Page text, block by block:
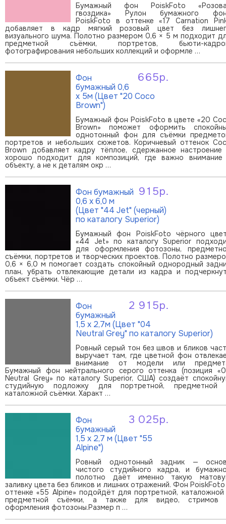
Бумажный фон PoiskFoto
гвоздика» Рулон бумажного
PoiskFoto в оттенке «17 Carnation
добавляет в кадр мягкий розовый цвет без
визуального шума. Полотно размером 0,6 × 5 м подходит
предметной съёмки, портретов, бьюти-
фотографирования небольших коллекций и оформле …
665р.
Фон
бумажный 0,6
х 5м (Цвет "20 Coco
Brown")
Бумажный фон PoiskFoto в цвете «20
Brown» поможет оформить
однотонный фон для съёмки
портретов и небольших сюжетов. Коричневый оттенок
Brown добавляет кадру тёплое, сдержанное настроение
хорошо подходит для композиций, где важно внимание
объекту, а не к деталям окр …
915р.
Фон бумажный
0,6 х 6,0 м
(Цвет "44 Jet" (черный)
по каталогу Superior)
Бумажный фон PoiskFoto чёрного
«44 Jet» по каталогу Superior
для оформления фотозоны,
съёмки, портретов и творческих проектов. Полотно
0,6 × 6,0 м помогает создать спокойный однородный
план, убрать отвлекающие детали из кадра и
объект съёмки. Чёр …
2 915р.
Фон
бумажный
1,5 х 2,7м (Цвет "04
Neutral Grey" по каталогу Superior)
Ровный серый тон без швов и бликов
выручает там, где цветной фон
внимание от модели или
Бумажный фон нейтрального серого оттенка (позиция
Neutral Grey» по каталогу Superior, США) создаёт
студийную подложку для портретной, предметной
каталожной съёмки. Характ …
3 025р.
Фон
бумажный
1,5 х 2,7 м (Цвет "55
Alpine")
Ровный однотонный задник —
чистого студийного кадра, и
полотно даёт именно такую
заливку цвета без бликов и лишних отражений. Фон
оттенке «55 Alpine» подойдёт для портретной, каталожной
предметной съёмки, а также для видео, стримов
оформления фотозоны.Размер п …